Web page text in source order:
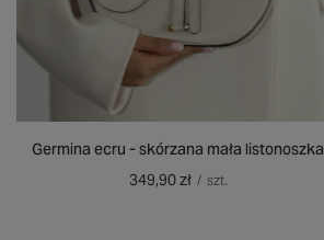
Germina ecru - skórzana mała listonoszka
349,90 zł / szt.